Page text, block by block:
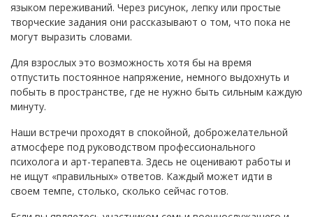
языком переживаний. Через рисунок, лепку или простые
творческие задания они рассказывают о том, что пока не
могут выразить словами.
Для взрослых это возможность хотя бы на время
отпустить постоянное напряжение, немного выдохнуть и
побыть в пространстве, где не нужно быть сильным каждую
минуту.
Наши встречи проходят в спокойной, доброжелательной
атмосфере под руководством профессионального
психолога и арт-терапевта. Здесь не оценивают работы и
не ищут «правильных» ответов. Каждый может идти в
своем темпе, столько, сколько сейчас готов.